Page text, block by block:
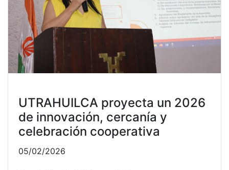
COMFAMILIAR HUILA:
RECONSTRUIR
18/10/2022
Por: Israel Silva Guarnizo